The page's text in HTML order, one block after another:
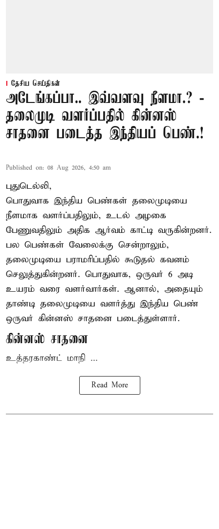
தேசிய செய்திகள்
அடேங்கப்பா.. இவ்வளவு நீளமா.? -
தலைமுடி வளர்ப்பதில் கின்னஸ்
சாதனை படைத்த இந்தியப் பெண்.!
Published on: 08 Aug 2026, 4:50 am
புதுடெல்லி,
பொதுவாக இந்திய பெண்கள் தலைமுடியை
நீளமாக வளர்ப்பதிலும், உடல் அழகை
பேணுவதிலும் அதிக ஆர்வம் காட்டி வருகின்றனர்.
பல பெண்கள் வேலைக்கு சென்றாலும்,
தலைமுடியை பராமரிப்பதில் கூடுதல் கவனம்
செலுத்துகின்றனர். பொதுவாக, ஒருவர் 6 அடி
உயரம் வரை வளர்வார்கள். ஆனால், அதையும்
தாண்டி தலைமுடியை வளர்த்து இந்திய பெண்
ஒருவர் கின்னஸ் சாதனை படைத்துள்ளார்.
கின்னஸ் சாதனை
உத்தரகாண்ட் மாநி ...
Read More